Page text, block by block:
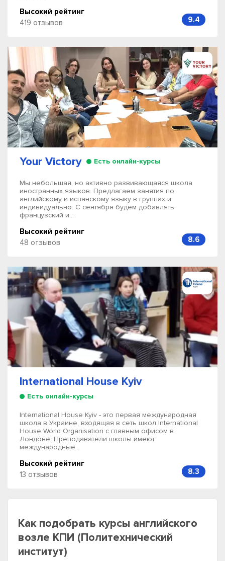
Как подобрать курсы английского
возле КПИ (Политехнический
институт)
Высокий рейтинг
419 отзывов
9.4
Your Victory Есть онлайн-курсы
Мы небольшая, но активно развивающаяся школа
иностранных языков. Предлагаем занятия по
английскому и испанскому языку в группах и
индивидуально. С сентября будем добавлять
французский и...
Высокий рейтинг
48 отзывов
8.6
International House Kyiv
Есть онлайн-курсы
International House Kyiv - это первая международная
школа в Украине, входящая в сеть школ International
House World Organisation с главным офисом в
Лондоне. Преподаватели школы имеют
международные...
Высокий рейтинг
13 отзывов
8.3